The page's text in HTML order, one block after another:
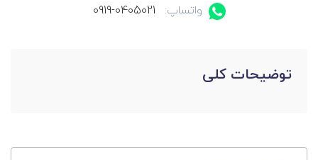
واتساپ:
0919-0405021
توضیحات کلی